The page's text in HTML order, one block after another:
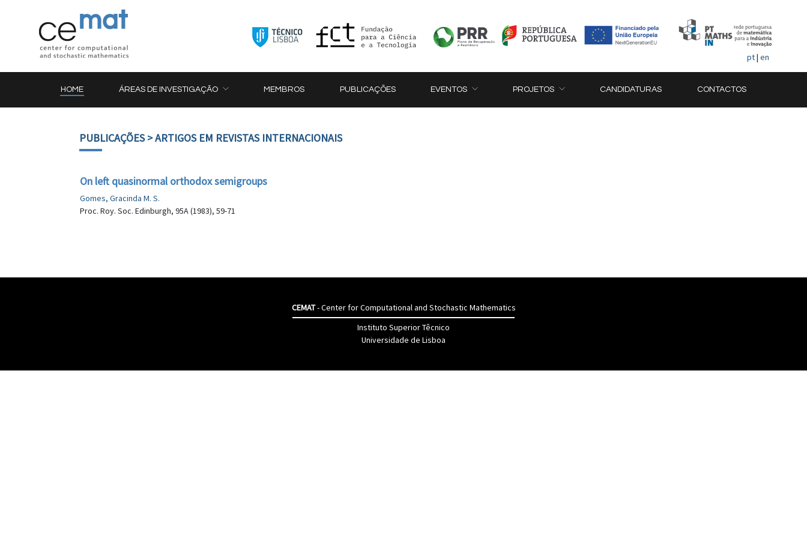
pt| en
HOME ÁREAS DE INVESTIGAÇÃO MEMBROS PUBLICAÇÕES EVENTOS PROJETOS CANDIDATURAS CONTACTOS
PUBLICAÇÕES> ARTIGOS EM REVISTAS INTERNACIONAIS
On left quasinormal orthodox semigroups
Gomes, Gracinda M. S.
Proc. Roy. Soc. Edinburgh, 95A (1983), 59-71
CEMAT- Center for Computational and Stochastic Mathematics
Instituto Superior Têcnico
Universidade de Lisboa